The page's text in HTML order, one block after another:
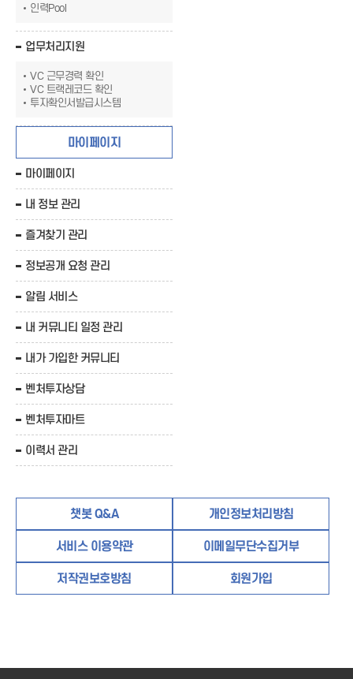
인력Pool
업무처리지원
VC 근무경력 확인
VC 트랙레코드 확인
투자확인서발급시스템
마이페이지
마이페이지
내 정보 관리
즐겨찾기 관리
정보공개 요청 관리
알림 서비스
내 커뮤니티 일정 관리
내가 가입한 커뮤니티
벤처투자상담
벤처투자마트
이력서 관리
챗봇 Q&A 개인정보처리방침
서비스 이용약관 이메일무단수집거부
저작권보호방침 회원가입